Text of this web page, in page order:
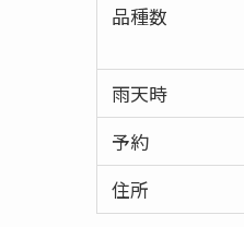
品種数
雨天時
予約
住所